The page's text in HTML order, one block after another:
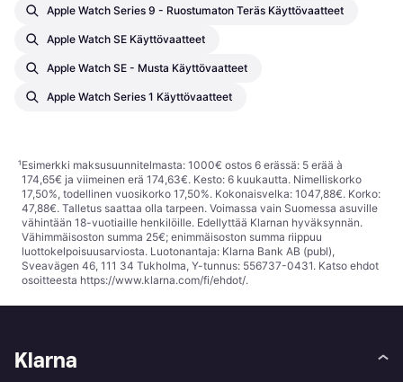
Apple Watch Series 9 - Ruostumaton Teräs Käyttövaatteet
Apple Watch SE Käyttövaatteet
Apple Watch SE - Musta Käyttövaatteet
Apple Watch Series 1 Käyttövaatteet
¹Esimerkki maksusuunnitelmasta: 1000€ ostos 6 erässä: 5 erää à
174,65€ ja viimeinen erä 174,63€. Kesto: 6 kuukautta. Nimelliskorko
17,50%, todellinen vuosikorko 17,50%. Kokonaisvelka: 1047,88€. Korko:
47,88€. Talletus saattaa olla tarpeen. Voimassa vain Suomessa asuville
vähintään 18-vuotiaille henkilöille. Edellyttää Klarnan hyväksynnän.
Vähimmäisoston summa 25€; enimmäisoston summa riippuu
luottokelpoisuusarviosta. Luotonantaja: Klarna Bank AB (publ),
Sveavägen 46, 111 34 Tukholma, Y-tunnus: 556737-0431. Katso ehdot
osoitteesta https://www.klarna.com/fi/ehdot/.
Klarna